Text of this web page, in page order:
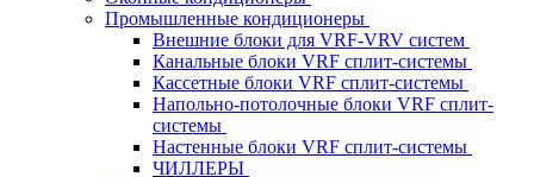
Промышленные кондиционеры
Внешние блоки для VRF-VRV систем
Канальные блоки VRF сплит-системы
Кассетные блоки VRF сплит-системы
Напольно-потолочные блоки VRF сплит-
системы
Настенные блоки VRF сплит-системы
ЧИЛЛЕРЫ